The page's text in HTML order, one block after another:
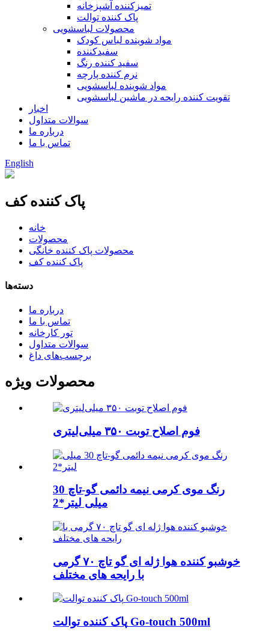
تمیزکننده آشپزخانه
پاک کننده توالت
محصولات لباسشویی
مواد شوینده لباس کودک
سفیدکننده
سفید کننده رنگ
نرم کننده پارچه
مواد شوینده لباسشویی
تقویت کننده رایحه در ماشین لباسشویی
اخبار
سوالات متداول
درباره ما
تماس با ما
English
پاک کننده کف
خانه
محصولات
محصولات پاک کننده خانگی
پاک کننده کف
دسته‌ها
درباره ما
تماس با ما
تور کارخانه
سوالات متداول
برچسب‌های داغ
محصولات ویژه
فوم اصلاح توبت ۳۵۰ میلی‌لیتری
رنگ موی کرمی نیمه دائمی گو-تاچ 30
میلی لیتر*2
خوشبو کننده هوا ژله ای گو تاچ ۷۰ گرمی
با رایحه های مختلف
پاک کننده توالت Go-touch 500ml